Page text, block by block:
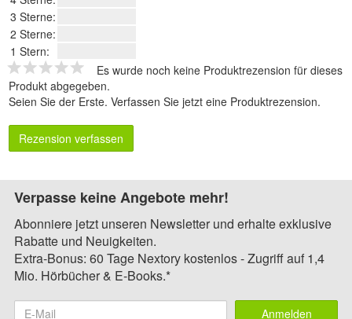
3 Sterne:
2 Sterne:
1 Stern:
Es wurde noch keine Produktrezension für dieses
Produkt abgegeben.
Seien Sie der Erste. Verfassen Sie jetzt eine Produktrezension.
Rezension verfassen
Verpasse keine Angebote mehr!
Abonniere jetzt unseren Newsletter und erhalte exklusive
Rabatte und Neuigkeiten.
Extra-Bonus: 60 Tage Nextory kostenlos - Zugriff auf 1,4
Mio. Hörbücher & E-Books.*
Anmelden